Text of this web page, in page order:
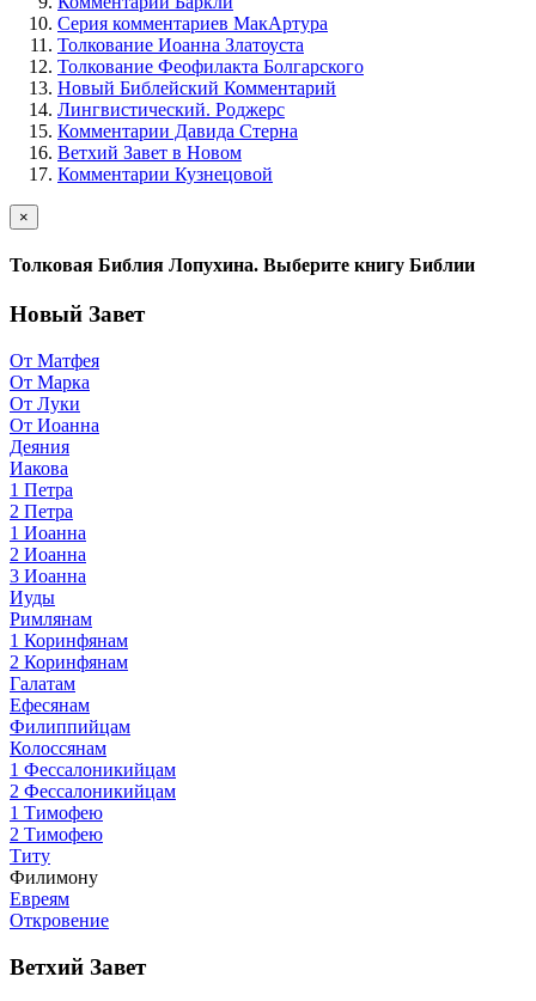
Серия комментариев МакАртура
Толкование Иоанна Златоуста
Толкование Феофилакта Болгарского
Новый Библейский Комментарий
Лингвистический. Роджерс
Комментарии Давида Стерна
Ветхий Завет в Новом
Комментарии Кузнецовой
×
Толковая Библия Лопухина. Выберите книгу Библии
Новый Завет
От Матфея
От Марка
От Луки
От Иоанна
Деяния
Иакова
1 Петра
2 Петра
1 Иоанна
2 Иоанна
3 Иоанна
Иуды
Римлянам
1 Коринфянам
2 Коринфянам
Галатам
Ефесянам
Филиппийцам
Колоссянам
1 Фессалоникийцам
2 Фессалоникийцам
1 Тимофею
2 Тимофею
Титу
Филимону
Евреям
Откровение
Ветхий Завет